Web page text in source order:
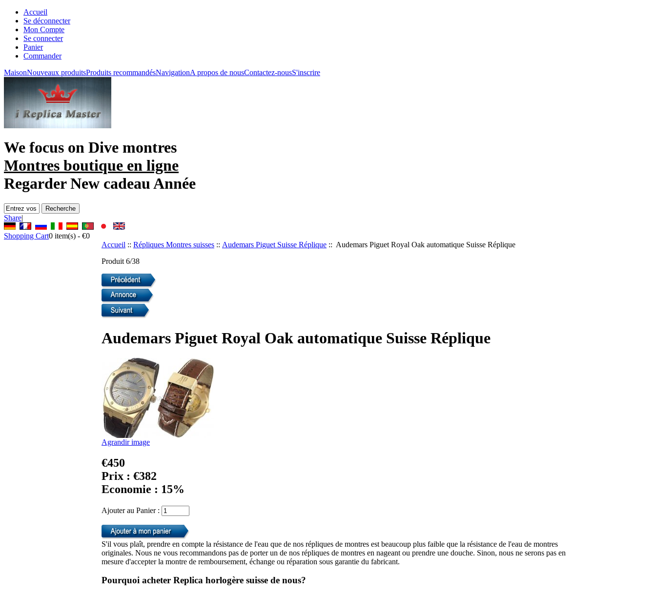
Accueil
Se déconnecter
Mon Compte
Se connecter
Panier
Commander
MaisonNouveaux produitsProduits recommandésNavigationA propos de nousContactez-nousS'inscrire
We focus on Dive montres
Montres boutique en ligne
Regarder New cadeau Année
Share|
Shopping Cart0 item(s) - €0
Accueil :: Répliques Montres suisses :: Audemars Piguet Suisse Réplique :: Audemars Piguet Royal Oak automatique Suisse Réplique
Produit 6/38
Audemars Piguet Royal Oak automatique Suisse Réplique
Agrandir image
€450
Prix : €382
Economie : 15%
Ajouter au Panier :
S'il vous plaît, prendre en compte la résistance de l'eau que de nos répliques de montres est beaucoup plus faible que la résistance de l'eau de montres
originales. Nous ne vous recommandons pas de porter un de nos répliques de montres en nageant ou prendre une douche. Sinon, nous ne serons pas en
mesure d'accepter la montre de remboursement, échange ou réparation sous garantie du fabricant.
Pourquoi acheter Replica horlogère suisse de nous?